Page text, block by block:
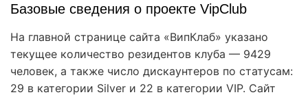
Базовые сведения о проекте VipClub
На главной странице сайта «ВипКлаб» указано
текущее количество резидентов клуба — 9429
человек, а также число дискаунтеров по статусам:
29 в категории Silver и 22 в категории VIP. Сайт